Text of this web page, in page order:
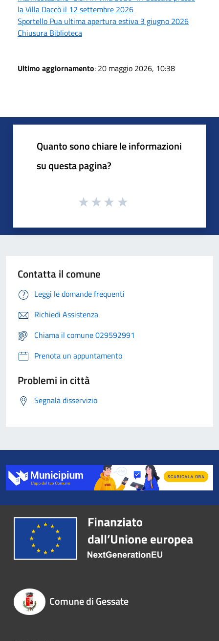
la Villa Daccò il 12 settembre 2026
Sportello Pua ultima apertura estiva 3 giugno 2026
Chiusura Biblioteca
Ultimo aggiornamento: 20 maggio 2026, 10:38
Quanto sono chiare le informazioni
su questa pagina?
Contatta il comune
Leggi le domande frequenti
Richiedi Assistenza
Chiama il comune 029592991
Prenota un appuntamento
Problemi in città
Segnala disservizio
Comune di Gessate